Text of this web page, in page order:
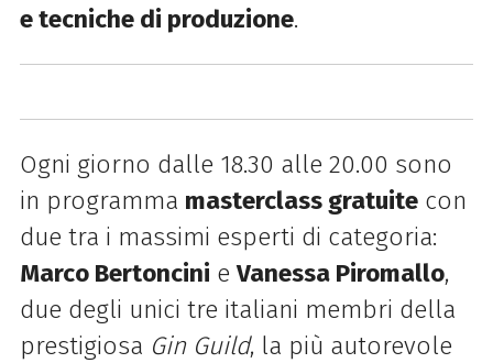
e tecniche di produzione.
Ogni giorno dalle 18.30 alle 20.00 sono
in programma masterclass gratuitecon
due tra i massimi esperti di categoria:
Marco Bertoncini eVanessa Piromallo,
due degli unici tre italiani membri della
prestigiosa Gin Guild, la più autorevole